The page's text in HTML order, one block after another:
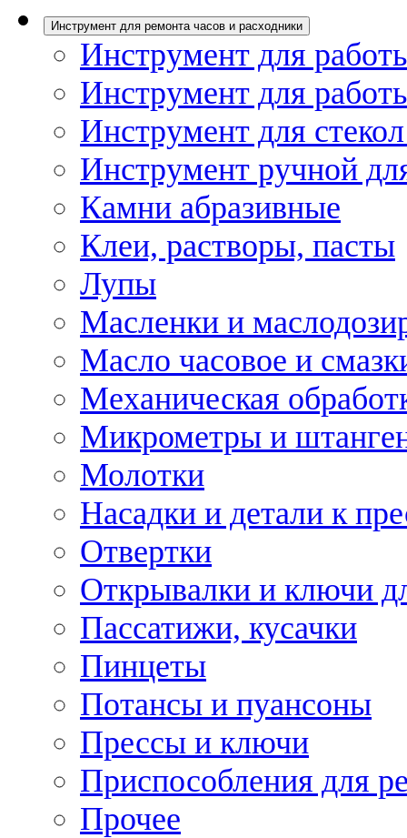
Инструмент для ремонта часов и расходники
Инструмент для
Инструмент для
Инструмент для
Инструмент ручной
Камни абразивные
Клеи, растворы, пасты
Лупы
Масленки и
Масло часовое и
Механическая
Микрометры и
Молотки
Насадки и детали к
Отвертки
Открывалки и ключи
Пассатижи, кусачки
Пинцеты
Потансы и пуансоны
Прессы и ключи
Приспособления для
Прочее